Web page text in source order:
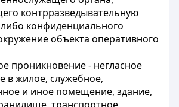
контрразведывательную
конфиденциального
объекта оперативного
проникновение - негласное
в жилое, служебное,
и иное помещение, здание,